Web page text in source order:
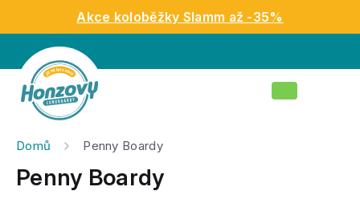
obsah
Akce koloběžky Slamm až -35%
Nákupní
Domů Penny Boardy
Penny Boardy